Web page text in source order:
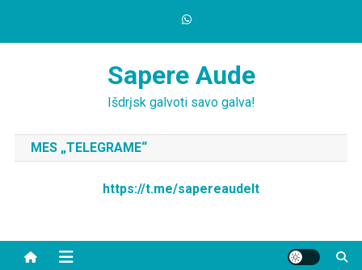
Sapere Aude
Išdrįsk galvoti savo galva!
MES „TELEGRAME“
https://t.me/sapereaudelt